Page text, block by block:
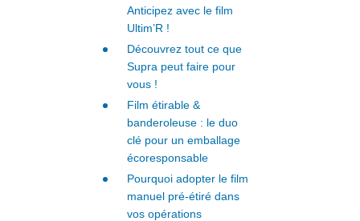
Anticipez avec le film
Ultim’R !
Découvrez tout ce que
Supra peut faire pour
vous !
Film étirable &
banderoleuse : le duo
clé pour un emballage
écoresponsable
Pourquoi adopter le film
manuel pré-étiré dans
vos opérations